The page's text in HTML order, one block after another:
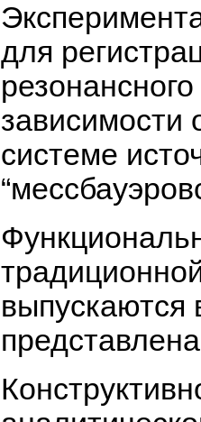
для
зависимости
системе
выпускаются